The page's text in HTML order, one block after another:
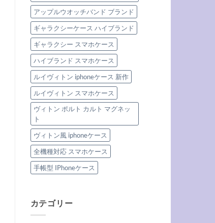
アップルウオッチバンド ブランド
ギャラクシーケース ハイブランド
ギャラクシー スマホケース
ハイブランド スマホケース
ルイヴィトン iphoneケース 新作
ルイヴィトン スマホケース
ヴィトン ポルト カルト マグネッ
ト
ヴィトン風 iphoneケース
全機種対応 スマホケース
手帳型 IPhoneケース
カテゴリー